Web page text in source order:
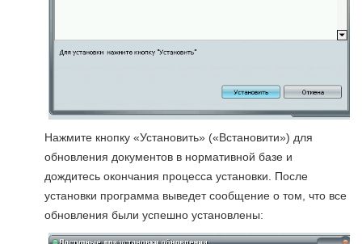
Нажмите кнопку «Установить» («Встановити») для
обновления документов в нормативной базе и
дождитесь окончания процесса установки. После
установки программа выведет сообщение о том, что все
обновления были успешно установлены: